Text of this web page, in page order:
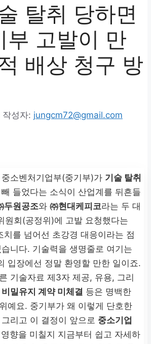
탈취 당하면
부 고발이 만
배상 청구 방
작성자: jungcm72@gmail.com
소벤처기업부(중기부)가 기술 탈취
들었다는 소식이 산업계를 뒤흔들
두원공조와 ㈜현대케피코라는 두 대
원회(공정위)에 고발 요청했다는
치를 넘어선 초강경 대응이라는 점
니다. 기술력을 생명줄로 여기는
입장에선 정말 환영할 만한 일이죠.
기술자료 제3자 제공, 유용, 그리
비밀유지 계약 미체결 등은 명백한
예요. 중기부가 왜 이렇게 단호한
리고 이 결정이 앞으로 중소기업
향을 미칠지 지금부터 쉽고 자세하